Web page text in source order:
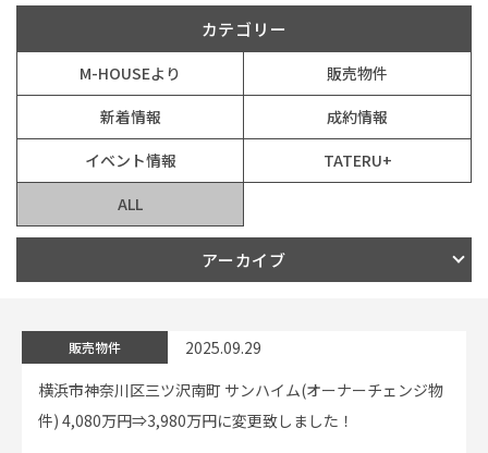
施工事例
お客様の声
会社情報
お知らせ
0120-800-108
営業時間／10：00〜19：00 定休日／水曜日
カテゴリー
M-HOUSEより
販売物件
新着情報
成約情報
イベント情報
TATERU+
ALL
アーカイブ
販売物件
2025.09.29
横浜市神奈川区三ツ沢南町 サンハイム(オーナーチェンジ物
件) 4,080万円⇒3,980万円に変更致しました！